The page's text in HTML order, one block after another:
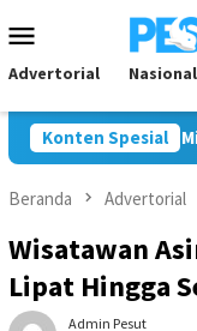
ke
kontenMobile
Advertorial Nasional
Konten Spesial
FC Bawa Misi
Beranda Advertorial
Wisatawan
Lipat Hingga
Admin Pesut